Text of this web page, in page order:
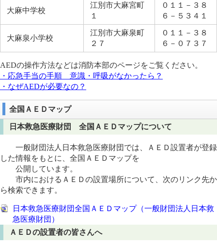
大麻中学校
江別市大麻宮町
１
０１１－３８
６－５３４１
大麻泉小学校
江別市大麻泉町
２７
０１１－３８
６－０７３７
AEDの操作方法などは消防本部のページをご覧ください。
・応急手当の手順 意識・呼吸がなかったら？
・なぜAEDが必要なの？
全国ＡＥＤマップ
日本救急医療財団 全国ＡＥＤマップについて
一般財団法人日本救急医療財団では、ＡＥＤ設置者が登録
した情報をもとに、全国ＡＥＤマップを
公開しています。
市内におけるＡＥＤの設置場所について、次のリンク先か
ら検索できます。
日本救急医療財団全国ＡＥＤマップ（一般財団法人日本救
急医療財団）
ＡＥＤの設置者の皆さんへ